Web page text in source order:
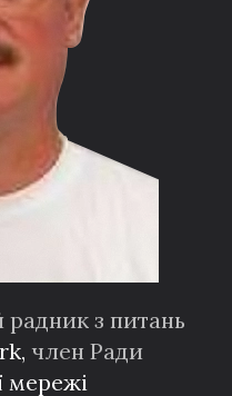
з питань
член Ради
мережі